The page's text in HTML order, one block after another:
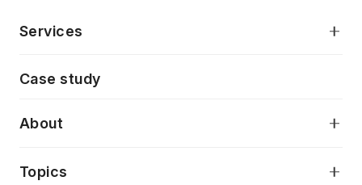
Services
AI駆動開発支援
デジタルプロダクトデザイン
デザインシステム構築支援
Case study
About
当社が目指しているもの
Topics